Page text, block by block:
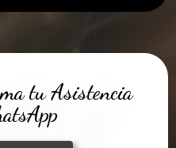
tu Asistencia